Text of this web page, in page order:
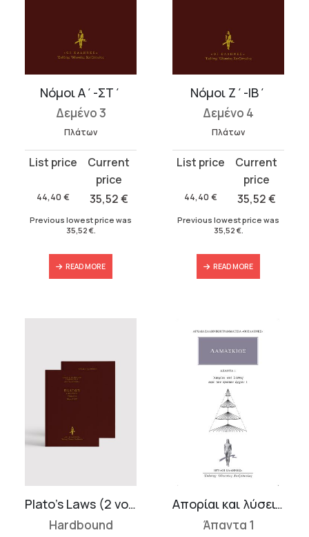
Νόμοι Α΄-ΣΤ΄
Δεμένο 3
Πλάτων
44,40 €
Original
was:
44,40 €.
35,52€
Current
35,52 €.
Previous lowest price was
35,52 €.
READ MORE
Νόμοι Ζ΄-ΙΒ΄
Δεμένο 4
Πλάτων
44,40 €
Original
was:
44,40 €.
35,52€
Current
35,52 €.
Previous lowest price was
35,52 €.
READ MORE
Plato’s Laws (2 volumes)
Hardbound
Απορίαι και λύσεις περί των πρώτων αρχών 1
Άπαντα 1